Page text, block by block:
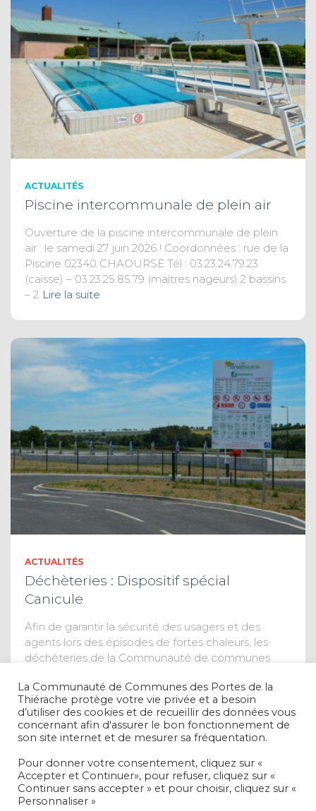
ACTUALITÉS
Piscine intercommunale de plein air
Ouverture de la piscine intercommunale de plein
air : le samedi 27 juin 2026 ! Coordonnées : rue de la
Piscine 02340 CHAOURSE Tél : 03.23.24.79.23
(caisse) – 03.23.25.85.79 (maîtres nageurs) 2 bassins
– 2 Lire la suite
ACTUALITÉS
Déchèteries : Dispositif spécial
Canicule
Afin de garantir la sécurité des usagers et des
agents lors des épisodes de fortes chaleurs, les
déchèteries de la Communauté de communes
d’ouverture en cas d’alerte canicule. Les
déchèteries seront Lire la suite
La Communauté de Communes des Portes de la
Thiérache protège votre vie privée et a besoin
d’utiliser des cookies et de recueillir des données vous
concernant afin d'assurer le bon fonctionnement de
son site internet et de mesurer sa fréquentation.
Pour donner votre consentement, cliquez sur «
Accepter et Continuer», pour refuser, cliquez sur «
Continuer sans accepter » et pour choisir, cliquez sur «
Personnaliser »